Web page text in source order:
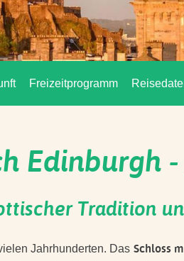
Freizeitprogramm
Edinburgh
Tradition
Jahrhunderten. Das Schloss